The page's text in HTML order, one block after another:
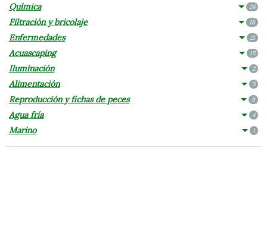
Química 24
Filtración y bricolaje 18
Enfermedades 21
Acuascaping 15
Iluminación 2
Alimentación 5
Reproducción y fichas de peces 9
Agua fría 4
Marino 1